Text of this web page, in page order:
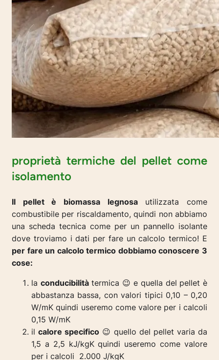
proprietà termiche del pellet come
isolamento
Il pellet è biomassa legnosautilizzata come
combustibile per riscaldamento, quindi non abbiamo
una scheda tecnica come per un pannello isolante
dove troviamo i dati per fare un calcolo termico! E
per fare un calcolo termico dobbiamo conoscere 3
cose:
la conducibilitàtermica 😉 e quella del pellet è
abbastanza bassa, con valori tipici 0,10 – 0,20
W/mK quindi useremo come valore per i calcoli
0,15 W/mK
il calore specifico 😉 quello del pellet varia da
1,5 a 2,5 kJ/kgK quindi useremo come valore
per i calcoli 2.000 J/kgK